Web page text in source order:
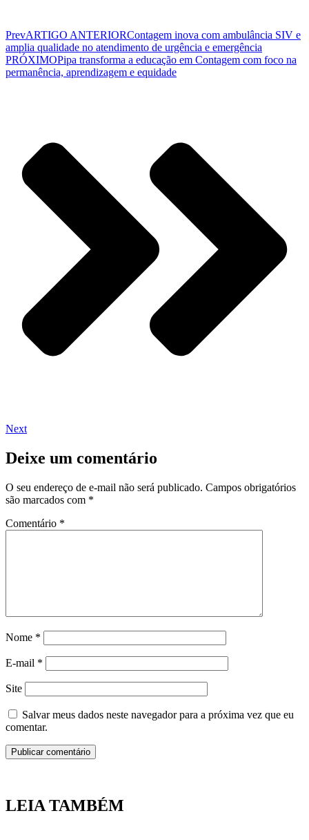
PrevARTIGO ANTERIORContagem inova com ambulância SIV e
amplia qualidade no atendimento de urgência e emergência
PRÓXIMOPipa transforma a educação em Contagem com foco na
permanência, aprendizagem e equidade
Next
Deixe um comentário
O seu endereço de e-mail não será publicado. Campos obrigatórios
são marcados com *
Comentário *
Nome *
E-mail *
Site
Salvar meus dados neste navegador para a próxima vez que eu
comentar.
LEIA TAMBÉM